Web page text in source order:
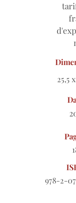
25,5
978-2-